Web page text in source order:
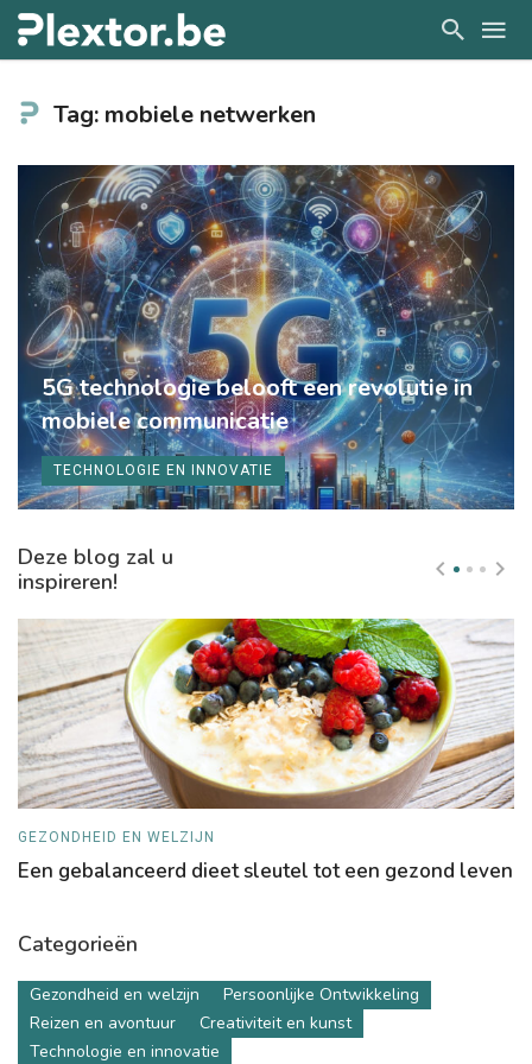
Tag: mobiele netwerken
TECHNOLOGIE EN INNOVATIE
5G technologie belooft een revolutie in
mobiele communicatie
Deze blog zal u
inspireren!
GEZONDHEID EN WELZIJN
Een gebalanceerd dieet sleutel tot een gezond leven
Categorieën
Gezondheid en welzijn
Persoonlijke Ontwikkeling
Reizen en avontuur
Creativiteit en kunst
Technologie en innovatie